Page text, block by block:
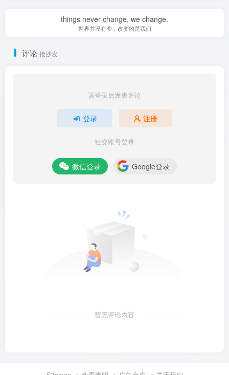
things never change, we change.
世界并没有变，改变的是我们
评论 抢沙发
请登录后发表评论
登录 注册
社交账号登录
微信登录 Google登录
暂无评论内容